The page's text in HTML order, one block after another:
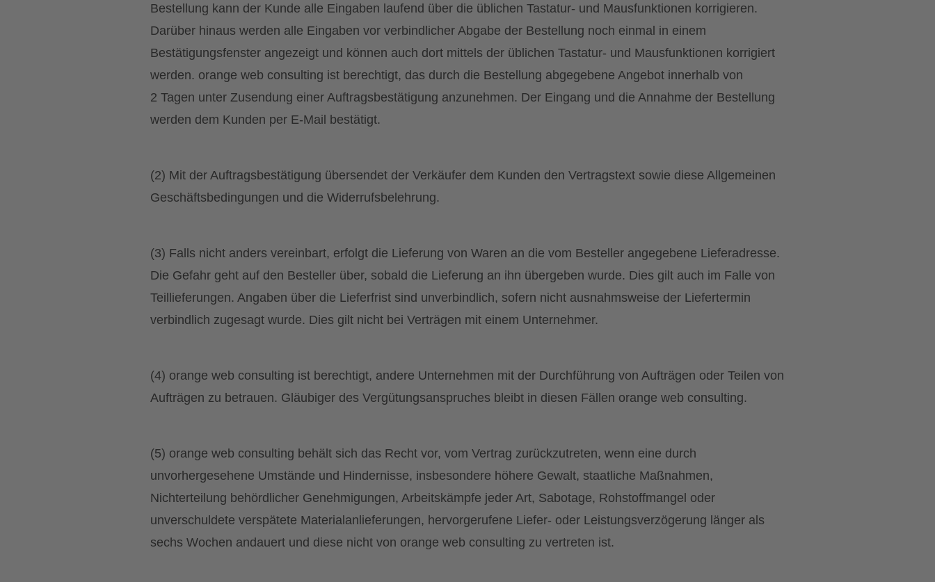
Bestellung kann der Kunde alle Eingaben laufend über die üblichen Tastatur- und Mausfunktionen korrigieren.
Darüber hinaus werden alle Eingaben vor verbindlicher Abgabe der Bestellung noch einmal in einem
Bestätigungsfenster angezeigt und können auch dort mittels der üblichen Tastatur- und Mausfunktionen korrigiert
werden. orange web consulting ist berechtigt, das durch die Bestellung abgegebene Angebot innerhalb von
2 Tagen unter Zusendung einer Auftragsbestätigung anzunehmen. Der Eingang und die Annahme der Bestellung
werden dem Kunden per E-Mail bestätigt.
(2) Mit der Auftragsbestätigung übersendet der Verkäufer dem Kunden den Vertragstext sowie diese Allgemeinen
Geschäftsbedingungen und die Widerrufsbelehrung.
(3) Falls nicht anders vereinbart, erfolgt die Lieferung von Waren an die vom Besteller angegebene Lieferadresse.
Die Gefahr geht auf den Besteller über, sobald die Lieferung an ihn übergeben wurde. Dies gilt auch im Falle von
Teillieferungen. Angaben über die Lieferfrist sind unverbindlich, sofern nicht ausnahmsweise der Liefertermin
verbindlich zugesagt wurde. Dies gilt nicht bei Verträgen mit einem Unternehmer.
(4) orange web consulting ist berechtigt, andere Unternehmen mit der Durchführung von Aufträgen oder Teilen von
Aufträgen zu betrauen. Gläubiger des Vergütungsanspruches bleibt in diesen Fällen orange web consulting.
(5) orange web consulting behält sich das Recht vor, vom Vertrag zurückzutreten, wenn eine durch
unvorhergesehene Umstände und Hindernisse, insbesondere höhere Gewalt, staatliche Maßnahmen,
Nichterteilung behördlicher Genehmigungen, Arbeitskämpfe jeder Art, Sabotage, Rohstoffmangel oder
unverschuldete verspätete Materialanlieferungen, hervorgerufene Liefer- oder Leistungsverzögerung länger als
sechs Wochen andauert und diese nicht von orange web consulting zu vertreten ist.